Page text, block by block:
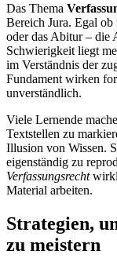
Das Thema
Bereich Jura. Egal ob
oder das Abitur – die
Schwierigkeit liegt
im Verständnis der
Fundament wirken
unverständlich.
Viele Lernende
Textstellen zu
Illusion von Wissen.
eigenständig zu
Verfassungsrecht
Material arbeiten.
Strategien,
zu meistern